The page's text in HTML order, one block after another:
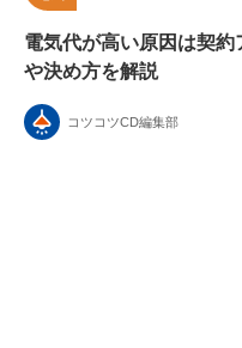
電気代が高い原因は契
や決め方を解説
コツコツCD編集部